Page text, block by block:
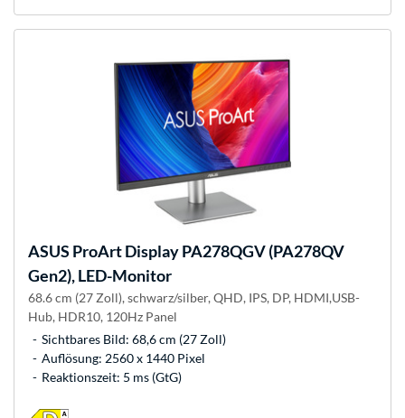
ASUS ProArt Display PA278QGV (PA278QV
Gen2), LED-Monitor
68.6 cm (27 Zoll), schwarz/silber, QHD, IPS, DP, HDMI,USB-
Hub, HDR10, 120Hz Panel
Sichtbares Bild: 68,6 cm (27 Zoll)
Auflösung: 2560 x 1440 Pixel
Reaktionszeit: 5 ms (GtG)